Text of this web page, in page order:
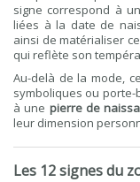
signe correspond à
liées à la date de
ainsi de matérialiser
qui reflète son
Au-delà de la mode,
symboliques ou
à une pierre de
leur dimension
Les 12 signes du